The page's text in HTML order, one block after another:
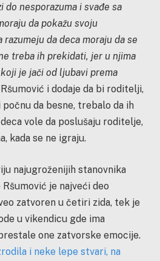
nesporazuma i svađe sa
da pokažu svoju
da deca moraju da se
treba ih prekidati, jer u njima
je jači od ljubavi prema
i dodaje da bi roditelji,
počnu da besne, trebalo da ih
vole da poslušaju roditelje,
kada se ne igraju.
najugroženijih stanovnika
je najveći deo
zatvoren u četiri zida, tek je
u vikendicu gde ima
one zatvorske emocije.
i neke lepe stvari, na